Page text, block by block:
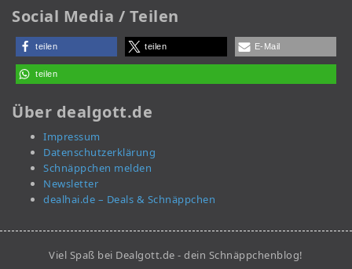
Social Media / Teilen
teilen teilen E-Mail
teilen
Über dealgott.de
Impressum
Datenschutzerklärung
Schnäppchen melden
Newsletter
dealhai.de – Deals & Schnäppchen
Viel Spaß bei Dealgott.de - dein Schnäppchenblog!